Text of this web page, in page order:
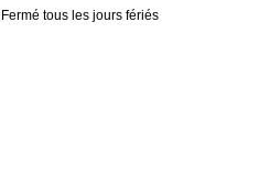
Fermé tous les jours fériés